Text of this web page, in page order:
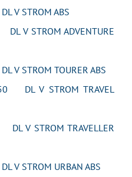
V STROM ABS
V STROM ADVENTURE
STROM TOURER ABS
V STROM TRAVEL
V STROM TRAVELLER
STROM URBAN ABS